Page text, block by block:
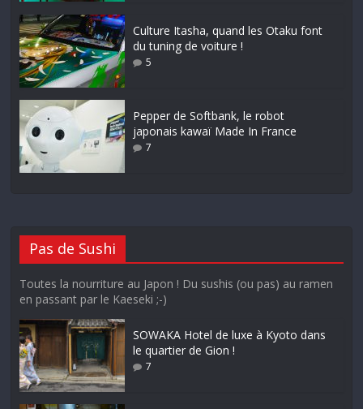
Culture Itasha, quand les Otaku font
du tuning de voiture !
5
Pepper de Softbank, le robot
japonais kawaï Made In France
7
Pas de Sushi
Toutes la nourriture au Japon ! Du sushis (ou pas) au ramen
en passant par le Kaeseki ;-)
SOWAKA Hotel de luxe à Kyoto dans
le quartier de Gion !
7